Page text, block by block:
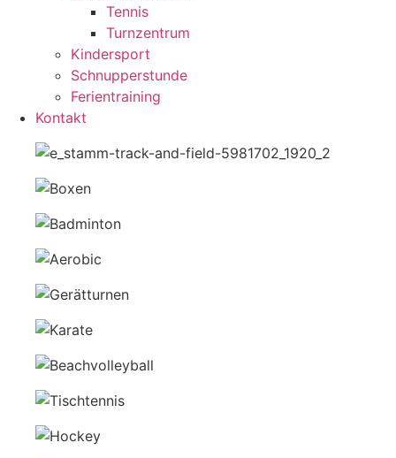
Tennis
Turnzentrum
Kindersport
Schnupperstunde
Ferientraining
Kontakt